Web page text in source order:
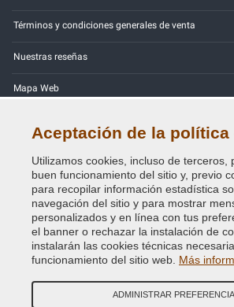
Términos y condiciones generales de venta
Nuestras reseñas
Mapa Web
Política de Privacidad - RGPD
Copyright © 2014 - 2026. All Rights
Aceptación de la política
Utilizamos cookies, incluso de terceros,
buen funcionamiento del sitio y, previo
para recopilar información estadística
navegación del sitio y para mostrar
personalizados y en línea con tus
el banner o rechazar la instalación de
instalarán las cookies técnicas
funcionamiento del sitio web. Más
ADMINISTRAR